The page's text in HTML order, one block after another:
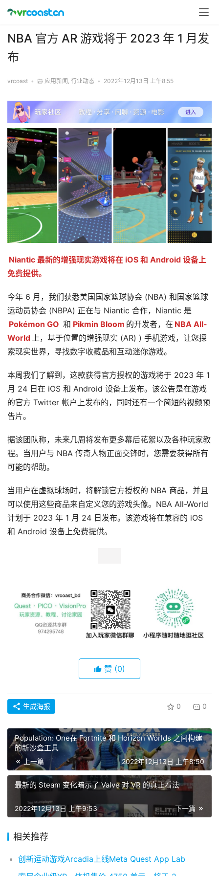
首
页
行
业
动
态
应
用
新
闻
V
R
设
备
R
论
区
NBA 官方 AR 游戏将于 2023 年 1 月发
布
vrcoast • 应用新闻 , 行业动态 • 2022年12月13日 上午8:55
Niantic 最新的增强现实游戏将在 iOS 和 Android 设备上
免费提供。
今年 6 月，我们获悉美国国家篮球协会 (NBA) 和国家篮球
运动员协会 (NBPA) 正在与 Niantic 合作，Niantic 是
Pokémon GO 和 Pikmin Bloom 的开发者，在 NBA All-
World 上，基于位置的增强现实 (AR) ) 手机游戏，让您探
索现实世界，寻找数字收藏品和互动迷你游戏。
本周我们了解到，这款获得官方授权的游戏将于 2023 年 1
月 24 日在 iOS 和 Android 设备上发布。该公告是在游戏
的官方 Twitter 帐户上发布的，同时还有一个简短的视频预
告片。
据该团队称，未来几周将发布更多幕后花絮以及各种玩家教
程。当用户与 NBA 传奇人物正面交锋时，您需要获得所有
可能的帮助。
当用户在虚拟球场时，将解锁官方授权的 NBA 商品，并且
可以使用这些商品来自定义您的游戏头像。NBA All-World
计划于 2023 年 1 月 24 日发布。该游戏将在兼容的 iOS
和 Android 设备上免费提供。
赞 (0)
生成海报 0 0
Population: One在 Fortnite 和 Horizo​​n Worlds 之间构建
的新沙盒工具
上一篇 2022年12月13日 上午8:50
最新的 Steam 变化暗示了 Valve 对 VR 的真正看法
下一篇
2022年12月13日 上午9:53
相关推荐
创新运动游戏Arcadia上线Meta Quest App Lab